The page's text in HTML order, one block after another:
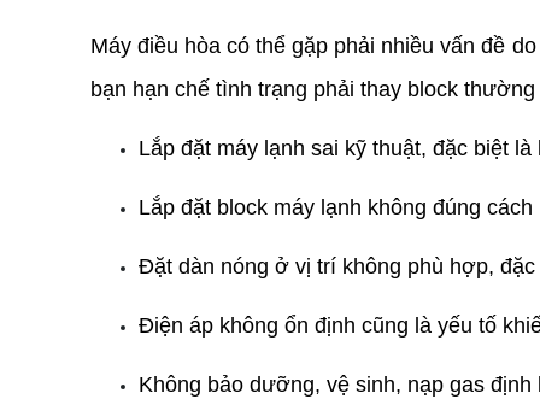
Máy điều hòa có thể gặp phải nhiều vấn đề
bạn hạn chế tình trạng phải thay block thường
Lắp đặt máy lạnh sai kỹ thuật, đặc biệt
Lắp đặt block máy lạnh không đúng
Đặt dàn nóng ở vị trí không phù hợp,
Điện áp không ổn định cũng là yếu tố
Không bảo dưỡng, vệ sinh, nạp gas